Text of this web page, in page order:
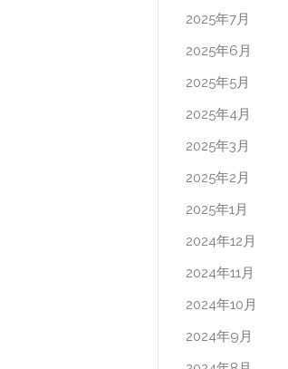
2025年7月
2025年6月
2025年5月
2025年4月
2025年3月
2025年2月
2025年1月
2024年12月
2024年11月
2024年10月
2024年9月